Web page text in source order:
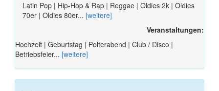
Latin Pop | Hip-Hop & Rap | Reggae | Oldies 2k | Oldies
70er | Oldies 80er... [weitere]
Veranstaltungen:
Hochzeit | Geburtstag | Polterabend | Club / Disco |
Betriebsfeier... [weitere]